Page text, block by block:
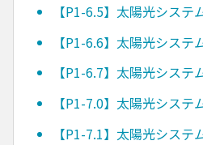
【P1-6.5】太陽光システ
【P1-6.6】太陽光システ
【P1-6.7】太陽光システ
【P1-7.0】太陽光システ
【P1-7.1】太陽光システ